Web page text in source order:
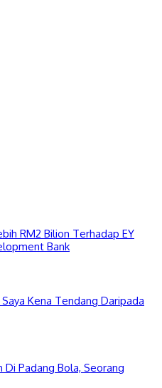
RM2 Bilion Terhadap EY
Bank
Kena Tendang Daripada
Di Padang Bola, Seorang